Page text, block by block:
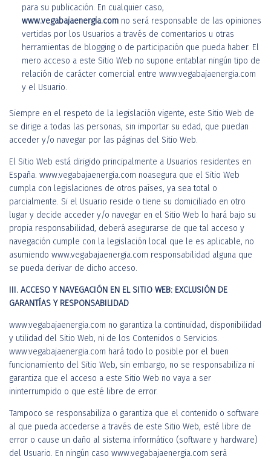
para su publicación. En cualquier caso,
www.vegabajaenergia.com no será responsable de las opiniones
vertidas por los Usuarios a través de comentarios u otras
herramientas de blogging o de participación que pueda haber. El
mero acceso a este Sitio Web no supone entablar ningún tipo de
relación de carácter comercial entre www.vegabajaenergia.com
y el Usuario.
Siempre en el respeto de la legislación vigente, este Sitio Web de
se dirige a todas las personas, sin importar su edad, que puedan
acceder y/o navegar por las páginas del Sitio Web.
El Sitio Web está dirigido principalmente a Usuarios residentes en
España. www.vegabajaenergia.com noasegura que el Sitio Web
cumpla con legislaciones de otros países, ya sea total o
parcialmente. Si el Usuario reside o tiene su domiciliado en otro
lugar y decide acceder y/o navegar en el Sitio Web lo hará bajo su
propia responsabilidad, deberá asegurarse de que tal acceso y
navegación cumple con la legislación local que le es aplicable, no
asumiendo www.vegabajaenergia.com responsabilidad alguna que
se pueda derivar de dicho acceso.
III. ACCESO Y NAVEGACIÓN EN EL SITIO WEB: EXCLUSIÓN DE
GARANTÍAS Y RESPONSABILIDAD
www.vegabajaenergia.com no garantiza la continuidad, disponibilidad
y utilidad del Sitio Web, ni de los Contenidos o Servicios.
www.vegabajaenergia.com hará todo lo posible por el buen
funcionamiento del Sitio Web, sin embargo, no se responsabiliza ni
garantiza que el acceso a este Sitio Web no vaya a ser
ininterrumpido o que esté libre de error.
Tampoco se responsabiliza o garantiza que el contenido o software
al que pueda accederse a través de este Sitio Web, esté libre de
error o cause un daño al sistema informático (software y hardware)
del Usuario. En ningún caso www.vegabajaenergia.com serà